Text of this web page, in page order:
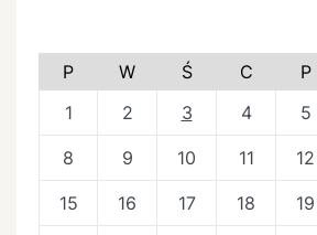
P W Ś C P
1
2 3 4 5
8 9 10 11 12
15 16 17 18 19